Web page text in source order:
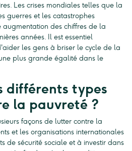
Les crises mondiales telles que la
guerres et les catastrophes
des chiffres de la
années. Il est essentiel
les gens à briser le cycle de la
plus grande égalité dans le
différents types
la pauvreté ?
façons de lutter contre la
et les organisations internationales
de sécurité sociale et à investir dans